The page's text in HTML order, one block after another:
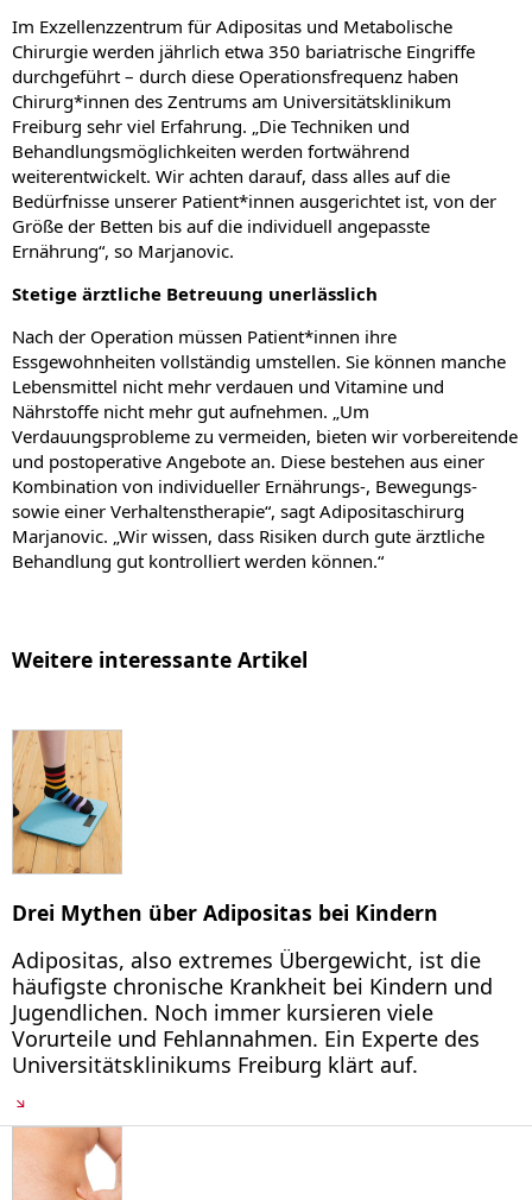
Im Exzellenzzentrum für Adipositas und Metabolische
Chirurgie werden jährlich etwa 350 bariatrische Eingriffe
durchgeführt – durch diese Operationsfrequenz haben
Chirurg*innen des Zentrums am Universitätsklinikum
Freiburg sehr viel Erfahrung. „Die Techniken und
Behandlungsmöglichkeiten werden fortwährend
weiterentwickelt. Wir achten darauf, dass alles auf die
Bedürfnisse unserer Patient*innen ausgerichtet ist, von der
Größe der Betten bis auf die individuell angepasste
Ernährung“, so Marjanovic.
Stetige ärztliche Betreuung unerlässlich
Nach der Operation müssen Patient*innen ihre
Essgewohnheiten vollständig umstellen. Sie können manche
Lebensmittel nicht mehr verdauen und Vitamine und
Nährstoffe nicht mehr gut aufnehmen. „Um
Verdauungsprobleme zu vermeiden, bieten wir vorbereitende
und postoperative Angebote an. Diese bestehen aus einer
Kombination von individueller Ernährungs-, Bewegungs-
sowie einer Verhaltenstherapie“, sagt Adipositaschirurg
Marjanovic. „Wir wissen, dass Risiken durch gute ärztliche
Behandlung gut kontrolliert werden können.“
Weitere interessante Artikel
Drei Mythen über Adipositas bei Kindern
Adipositas, also extremes Übergewicht, ist die
häufigste chronische Krankheit bei Kindern und
Jugendlichen. Noch immer kursieren viele
Vorurteile und Fehlannahmen. Ein Experte des
Universitätsklinikums Freiburg klärt auf.